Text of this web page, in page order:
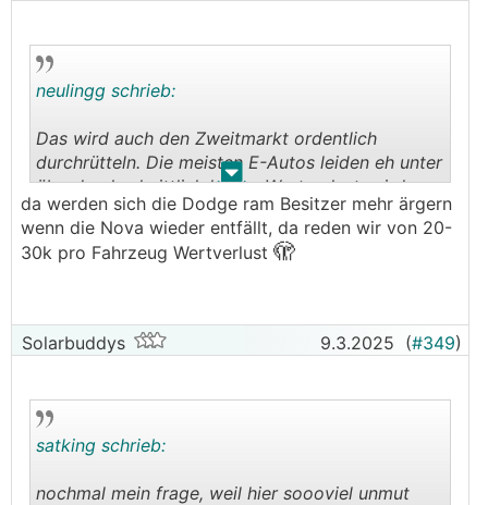
. .
neulingg schrieb:
Das wird auch den Zweitmarkt ordentlich
durchrütteln. Die meisten E-Autos leiden eh unter
überdurchschnittlich hohen Wertverlust, wird es
jetzt durch die gewiss sinkende Nachfrage im
Privatbereich nochmal schlechter.
Das macht je nach Fahrzeug gewiss noch ein
da werden sich die Dodge ram Besitzer mehr ärgern
wenn die Nova wieder entfällt, da reden wir von 20-
30k pro Fahrzeug Wertverlust 🫣
Solarbuddys 9.3.2025 (#349)
satking schrieb:
nochmal mein frage, weil hier soooviel unmut